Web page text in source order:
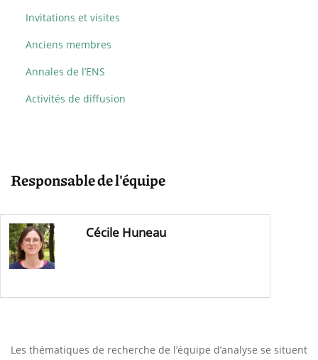
Invitations et visites
Anciens membres
Annales de l’ENS
Activités de diffusion
Responsable de l'équipe
Cécile Huneau
Les thématiques de recherche de l’équipe d’analyse se situent